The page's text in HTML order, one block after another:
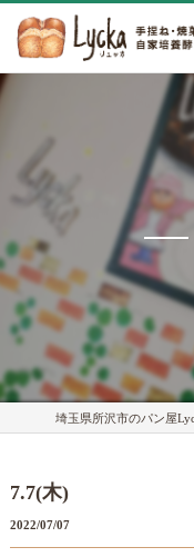
埼玉県所沢市のパン屋
7.7(木)
2022/07/07